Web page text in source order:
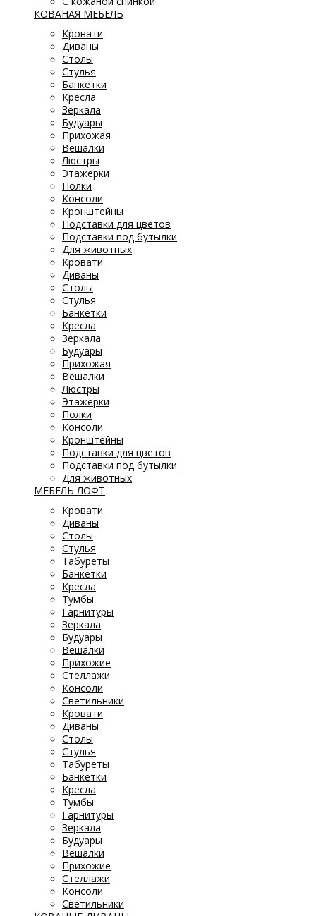
КОВАНАЯ МЕБЕЛЬ
Кровати
Диваны
Столы
Стулья
Банкетки
Кресла
Зеркала
Будуары
Прихожая
Вешалки
Люстры
Этажерки
Полки
Консоли
Кронштейны
Подставки для цветов
Подставки под бутылки
Для животных
Кровати
Диваны
Столы
Стулья
Банкетки
Кресла
Зеркала
Будуары
Прихожая
Вешалки
Люстры
Этажерки
Полки
Консоли
Кронштейны
Подставки для цветов
Подставки под бутылки
Для животных
МЕБЕЛЬ ЛОФТ
Кровати
Диваны
Столы
Стулья
Табуреты
Банкетки
Кресла
Тумбы
Гарнитуры
Зеркала
Будуары
Вешалки
Прихожие
Стеллажи
Консоли
Светильники
Кровати
Диваны
Столы
Стулья
Табуреты
Банкетки
Кресла
Тумбы
Гарнитуры
Зеркала
Будуары
Вешалки
Прихожие
Стеллажи
Консоли
Светильники